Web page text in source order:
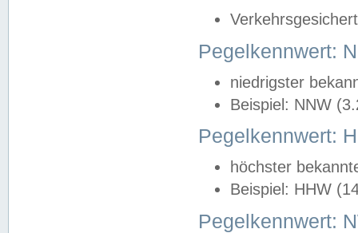
Pegelkennwert:
niedrigster
Beispiel: NNW
Pegelkennwert:
höchster
Beispiel: HHW
Pegelkennwert: